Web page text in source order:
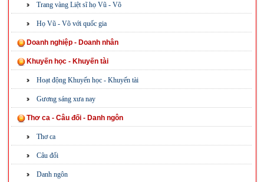
Trang vàng Liệt sĩ họ Vũ - Võ
Họ Vũ - Võ với quốc gia
Doanh nghiệp - Doanh nhân
Khuyến học - Khuyến tài
Hoạt động Khuyến học - Khuyến tài
Gương sáng xưa nay
Thơ ca - Câu đối - Danh ngôn
Thơ ca
Câu đối
Danh ngôn